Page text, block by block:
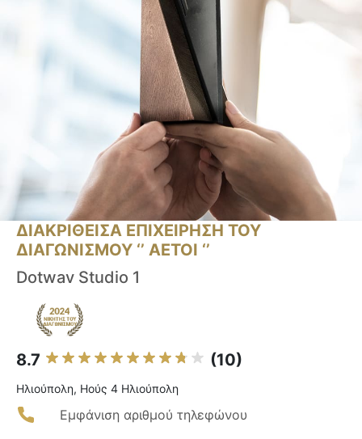
ΔΙΑΚΡΙΘΕΙΣΑ ΕΠΙΧΕΙΡΗΣΗ ΤΟΥ
ΔΙΑΓΩΝΙΣΜΟΥ ‘’ ΑΕΤΟΙ ‘’
Dotwav Studio 1
8.7 (10)
Ηλιούπολη, Ηούς 4 Ηλιούπολη
Εμφάνιση αριθμού τηλεφώνου